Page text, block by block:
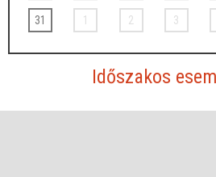
31 1 2 3
Időszakos